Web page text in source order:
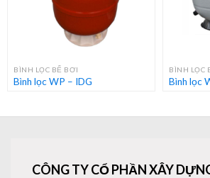
BÌNH LỌC BỂ BƠI
Bình lọc WP – IDG
BÌNH LỌC
Bình lọc
CÔNG TY CỔ PHẦN XÂY